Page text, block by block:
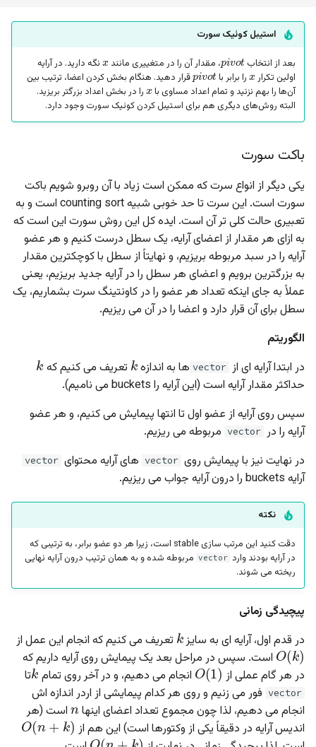
استیبل کوئیک سورت
بعد از انتخاب
pivot
، مقدار آن را در متغییری مانند
x
نگه دارید. در آرایه
اولین تکرار
x
را برابر با
pivot
قرار دهید. هنگام بخش کردن اعضا، ترتیب بین
آن‌ها را بهم نزنید و تمام اعداد مساوی با
x
را در بخش اعداد بزرگتر بریزید.
البته روش‌های دیگری هم برای استیبل کردن کوئیک سورت وجود دارد.
باکت سورت
یکی دیگر از انواع سرت که ممکن است زیاد با آن روبرو شویم باکت
سورت است. این سرت تا حد خوبی شبیه counting sort است و به
تعبیری حالت کلی تر آن است. ایده کل این روش سورت این است که
به ازای هر مقدار از اعضای آرایه، یک سطل درست کنیم و هر عضو
آرایه را در سبد مربوطه بریزیم، و نهایتاً از سطل با کوچکترین مقدار
به بزرگترین برویم و اعضای هر سطل را در آرایه جدید بریزیم، یعنی
عملاً به جای اینکه تعداد هر عضو را در کاونتینگ سرت بشماریم، یک
سطل برای آن قرار دارد و اعضا را در آن می ریزیم.
الگوریتم
در ابتدا آرایه ای از vector ها به اندازه تعریف می کنیم که
حداکثر مقدار آرایه است (این آرایه را buckets می نامیم).
سپس روی آرایه از عضو اول تا انتها پیمایش می کنیم، و هر عضو
آرایه را در vector مربوطه می ریزیم.
در نهایت نیز با پیمایش روی vector های آرایه محتوای vector
آرایه buckets‍ را درون آرایه جواب می ریزیم.
نکته
دقت کنید این مرتب سازی stable است، زیرا هر دو عضو برابر، به ترتیبی که
در آرایه بودند وارد vector مربوطه شده و به همان ترتیب درون آرایه نهایی
ریخته می شوند.
پیچیدگی زمانی
در قدم اول، آرایه ای به سایز
تعریف می کنیم که انجام این عمل از O(k)
است. سپس در مراحل بعد یک پیمایش روی آرایه داریم که
در هر گام عملی از
O(1)
انجام می دهیم، و در آخر روی تمام
k
تا
vector فور می زنیم و روی هر کدام پیمایشی از اردر اندازه اش
انجام می دهیم، لذا چون مجموع تعداد اعضای اینها
n
است (هر
اندیس آرایه در دقیقاً یکی از وکتورها است) این هم از
O(n+k)
O(n+k)